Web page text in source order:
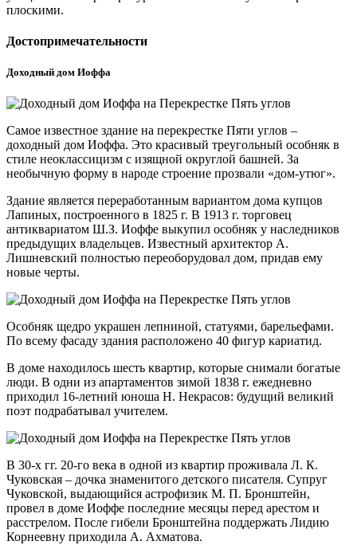
плоскими.
Достопримечательности
Доходный дом Иоффа
Самое известное здание на перекрестке Пяти углов –
доходный дом Иоффа. Это красивый треугольный особняк в
стиле неоклассицизм с изящной округлой башней. За
необычную форму в народе строение прозвали «дом-утюг».
Здание является переработанным вариантом дома купцов
Лапиных, построенного в 1825 г. В 1913 г. торговец
антиквариатом Ш.З. Иоффе выкупил особняк у наследников
предыдущих владельцев. Известный архитектор А.
Лишневский полностью переоборудовал дом, придав ему
новые черты.
Особняк щедро украшен лепниной, статуями, барельефами.
По всему фасаду здания расположено 40 фигур кариатид.
В доме находилось шесть квартир, которые снимали богатые
люди. В одни из апартаментов зимой 1838 г. ежедневно
приходил 16-летний юноша Н. Некрасов: будущий великий
поэт подрабатывал учителем.
В 30-х гг. 20-го века в одной из квартир проживала Л. К.
Чуковская – дочка знаменитого детского писателя. Супруг
Чуковской, выдающийся астрофизик М. П. Бронштейн,
провел в доме Иоффе последние месяцы перед арестом и
расстрелом. После гибели Бронштейна поддержать Лидию
Корнеевну приходила А. Ахматова.